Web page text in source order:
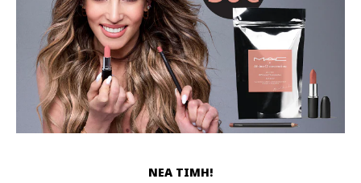
ΝΕΑ ΤΙΜΗ!